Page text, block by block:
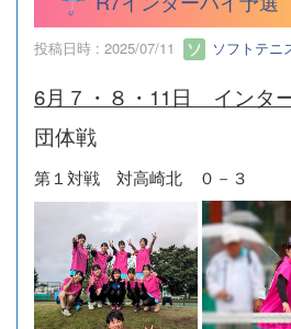
投稿日時 : 2025/07/11 ソフトテニ
6月７・８・11日 インタ
団体戦
第１対戦 対高崎北 ０－３